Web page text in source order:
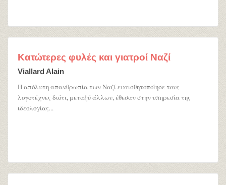
Κατώτερες φυλές και γιατροί Ναζί
Viallard Alain
Η απόλυτη απανθρωπία των Ναζί ευαισθητοποίησε τους
λογοτέχνες διότι, μεταξύ άλλων, έθεσαν στην υπηρεσία της
ιδεολογίας...